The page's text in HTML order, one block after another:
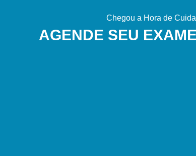
Chegou a Hora de
AGENDE SEU